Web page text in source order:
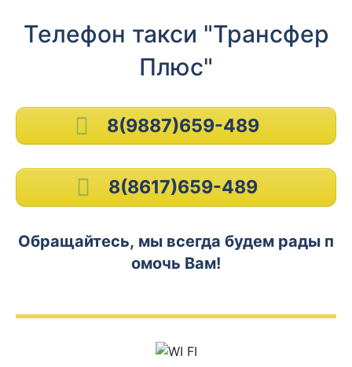
Телефон такси "Трансфер
Плюс"
8(9887)659-489
8(8617)659-489
Обращайтесь, мы всегда будем рады п
омочь Вам!